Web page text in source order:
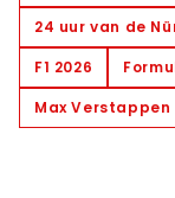
24 uur van de
F1 2026
Max Verstappen